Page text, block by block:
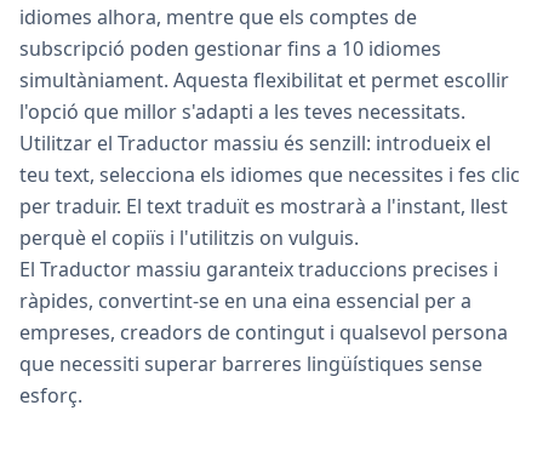
idiomes alhora, mentre que els comptes de
subscripció poden gestionar fins a 10 idiomes
simultàniament. Aquesta flexibilitat et permet escollir
l'opció que millor s'adapti a les teves necessitats.
Utilitzar el Traductor massiu és senzill: introdueix el
teu text, selecciona els idiomes que necessites i fes clic
per traduir. El text traduït es mostrarà a l'instant, llest
perquè el copiïs i l'utilitzis on vulguis.
El Traductor massiu garanteix traduccions precises i
ràpides, convertint-se en una eina essencial per a
empreses, creadors de contingut i qualsevol persona
que necessiti superar barreres lingüístiques sense
esforç.